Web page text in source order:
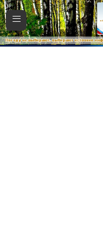
≡